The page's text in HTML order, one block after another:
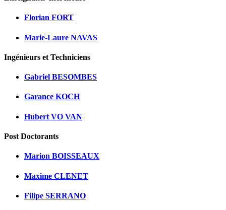
Florian FORT
Marie-Laure NAVAS
Ingénieurs et Techniciens
Gabriel BESOMBES
Garance KOCH
Hubert VO VAN
Post Doctorants
Marion BOISSEAUX
Maxime CLENET
Filipe SERRANO